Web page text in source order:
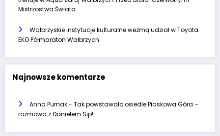
Mistrzostwa Świata
Wałbrzyskie instytucje kulturalne wezmą udział w Toyota
EKO Półmaraton Wałbrzych
Najnowsze komentarze
Anna Purnak- Tak powstawało osiedle Piaskowa Góra –
rozmowa z Danielem Sip!